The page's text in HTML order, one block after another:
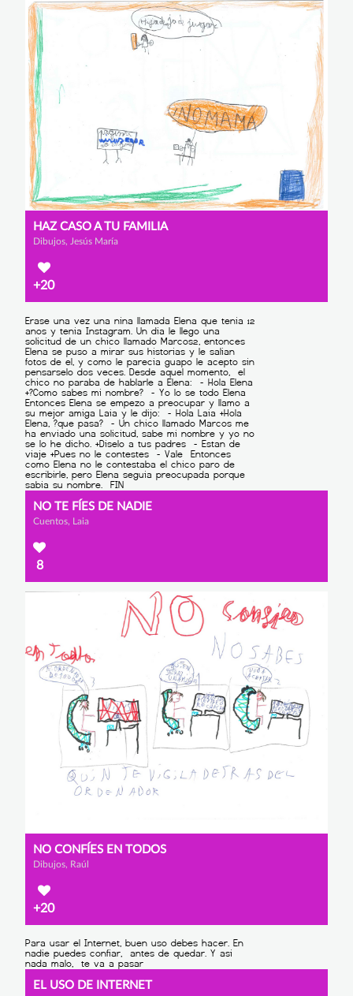
HAZ CASO A TU FAMILIA
Dibujos, Jesús María
+20
NO TE FÍES DE NADIE
Cuentos, Laia
8
NO CONFÍES EN TODOS
Dibujos, Raúl
+20
EL USO DE INTERNET